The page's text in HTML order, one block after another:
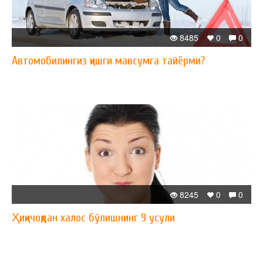
0
0
8485
Автомобилингиз қишги мавсумга тайёрми?
0
0
8245
Ҳиқичоқдан халос бўлишнинг 9 усули